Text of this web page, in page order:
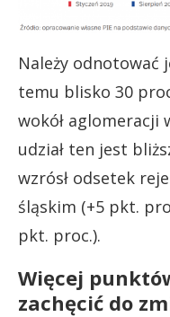
Należy odnotować
temu blisko 30
wokół aglomeracji
udział ten jest
wzrósł odsetek
śląskim (+5 pkt.
pkt. proc.).
Więcej
zachęcić do